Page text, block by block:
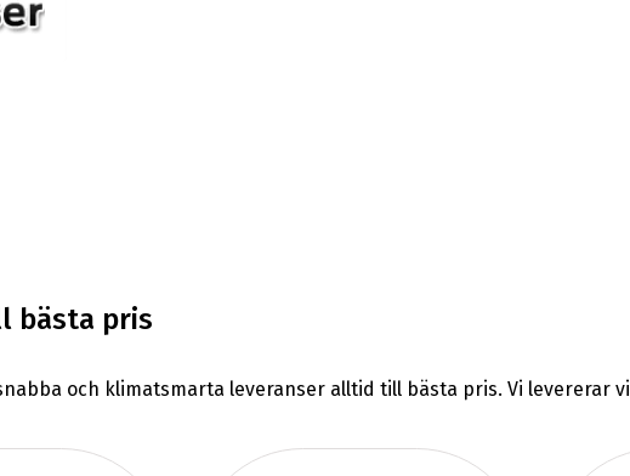
bästa pris
och klimatsmarta leveranser alltid till bästa pris. Vi levererar